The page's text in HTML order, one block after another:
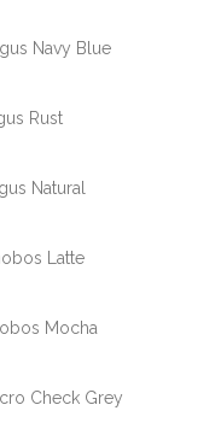
Navy Blue
Rust
Natural
Latte
Mocha
Check Grey